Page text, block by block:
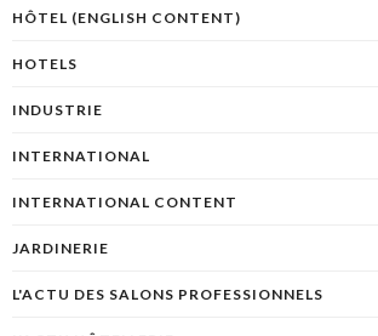
HÔTEL (ENGLISH CONTENT)
HOTELS
INDUSTRIE
INTERNATIONAL
INTERNATIONAL CONTENT
JARDINERIE
L'ACTU DES SALONS PROFESSIONNELS